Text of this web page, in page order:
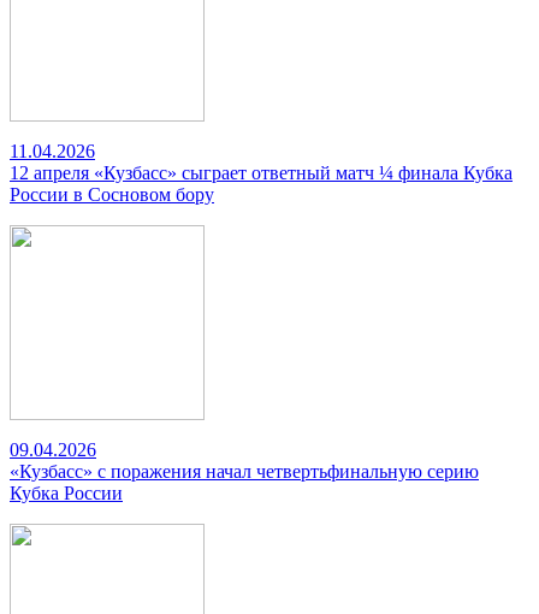
11.04.2026
12 апреля «Кузбасс» сыграет ответный матч ¼ финала Кубка
России в Сосновом бору
09.04.2026
«Кузбасс» с поражения начал четвертьфинальную серию
Кубка России